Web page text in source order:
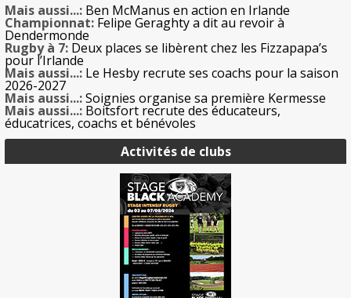
Mais aussi...: Ben McManus en action en Irlande
Championnat: Felipe Geraghty a dit au revoir à
Dendermonde
Rugby à 7: Deux places se libèrent chez les Fizzapapa’s
pour l’Irlande
Mais aussi...: Le Hesby recrute ses coachs pour la saison
2026-2027
Mais aussi...:Soignies organise sa première Kermesse
Mais aussi...: Boitsfort recrute des éducateurs,
éducatrices, coachs et bénévoles
Activités de clubs